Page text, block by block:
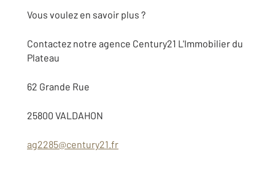
Vous voulez en savoir plus ?
Contactez notre agence Century21 L'Immobilier du
Plateau
62 Grande Rue
25800 VALDAHON
ag2285@century21.fr